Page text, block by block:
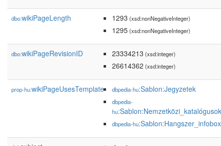
dbo:wikiPageLength 1293 (xsd:nonNegativeInteger)
1295(xsd:nonNegativeInteger)
dbo:wikiPageRevisionID 23334213 (xsd:integer)
26614362 (xsd:integer)
prop-hu:wikiPageUsesTemplate dbpedia-hu:Sablon:Jegyzetek
dbpedia-
hu:Sablon:Nemzetközi_katalógusok
dbpedia-hu:Sablon:Hangszer_infobox